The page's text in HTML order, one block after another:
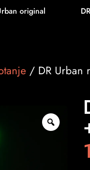
original
/ DR Urban